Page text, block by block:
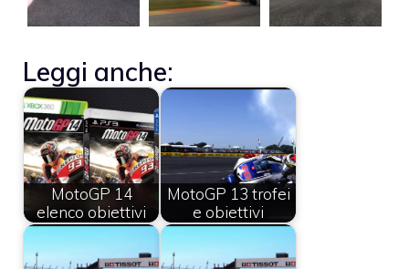
Leggi anche:
MotoGP 14
elenco obiettivi
MotoGP 13 trofei
e obiettivi